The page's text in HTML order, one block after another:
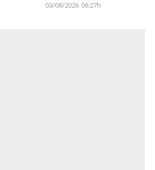
03/08/2026 08:27h